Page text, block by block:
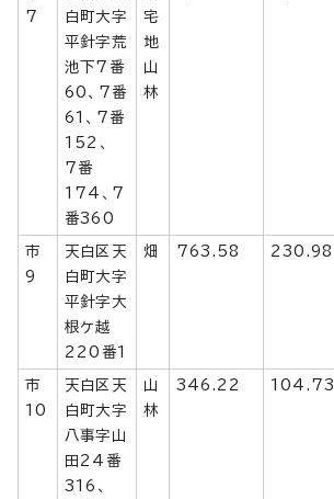
7
白町大字
平針字荒
池下7番
60、7番
61、7番
152、
7番
174、7
番360
宅
地
山
林
市
9
天白区天
白町大字
平針字大
根ケ越
220番1
畑 763.58 230.98
市
10
天白区天
白町大字
八事字山
田24番
316、
山
林
346.22 104.73